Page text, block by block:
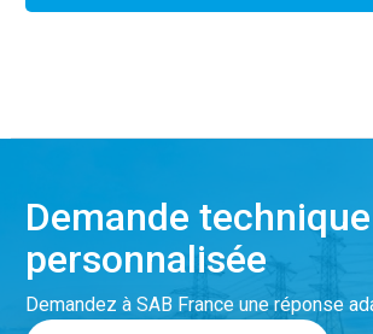
Demande technique
personnalisée
Demandez à SAB France une réponse